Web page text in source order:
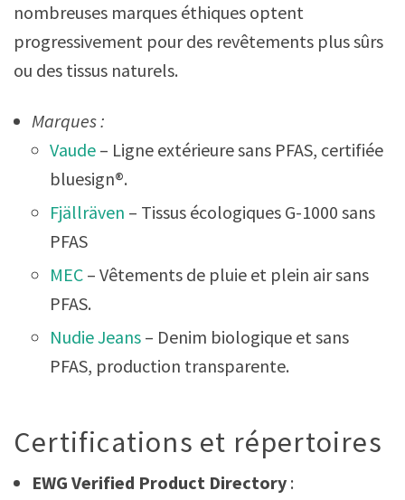
nombreuses marques éthiques optent
progressivement pour des revêtements plus sûrs
ou des tissus naturels.
Marques :
Vaude – Ligne extérieure sans PFAS, certifiée
bluesign®.
Fjällräven – Tissus écologiques G-1000 sans
PFAS
MEC – Vêtements de pluie et plein air sans
PFAS.
Nudie Jeans – Denim biologique et sans
PFAS, production transparente.
Certifications et répertoires
EWG Verified Product Directory :